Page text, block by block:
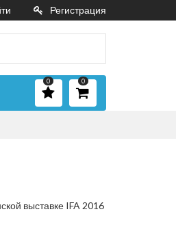
Регистрация
0
0
выставке IFA 2016